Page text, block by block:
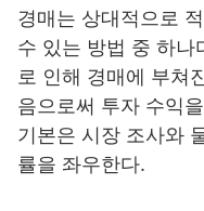
경매는 상대적으로
수 있는 방법 중 하나
로 인해 경매에 부쳐
음으로써 투자 수익
기본은 시장 조사와
률을 좌우한다.